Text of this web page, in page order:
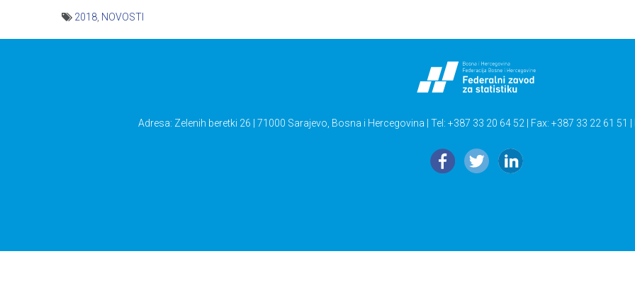
2018 NOVOSTI
Adresa: Zelenih beretki 26 | 71000 Sarajevo, Bosna i Hercegovina | Tel: +387 33 20 64 52 | Fax: +387 33 22 61 51 |